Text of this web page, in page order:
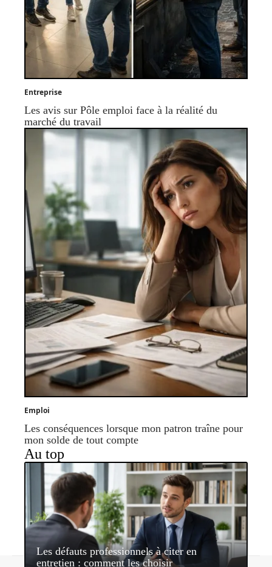
Entreprise
Les avis sur Pôle emploi face à la réalité du
marché du travail
Emploi
Les conséquences lorsque mon patron traîne pour
mon solde de tout compte
Au top
Les défauts professionnels à citer en
entretien : comment les choisir